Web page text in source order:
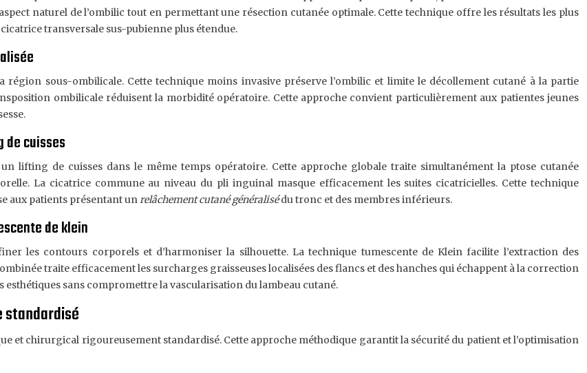
naturel de l’ombilic tout en permettant une résection cutanée optimale. Cette technique offre les résultats les plus
transversale sus-pubienne plus étendue.
région sous-ombilicale. Cette technique moins invasive préserve l’ombilic et limite le décollement cutané à la partie
ombilicale réduisent la morbidité opératoire. Cette approche convient particulièrement aux patientes jeunes
de cuisses
lifting de cuisses dans le même temps opératoire. Cette approche globale traite simultanément la ptose cutanée
La cicatrice commune au niveau du pli inguinal masque efficacement les suites cicatricielles. Cette technique
aux patients présentant unrelâchement cutané généralisédu tronc et des membres inférieurs.
de klein
les contours corporels et d’harmoniser la silhouette. La technique tumescente de Klein facilite l’extraction des
traite efficacement les surcharges graisseuses localisées des flancs et des hanches qui échappent à la correction
sans compromettre la vascularisation du lambeau cutané.
et chirurgical rigoureusement standardisé. Cette approche méthodique garantit la sécurité du patient et l’optimisation